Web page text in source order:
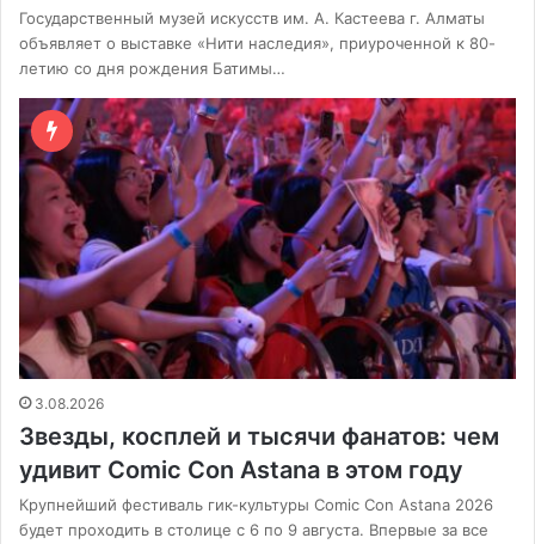
Государственный музей искусств им. А. Кастеева г. Алматы
объявляет о выставке «Нити наследия», приуроченной к 80-
летию со дня рождения Батимы…
3.08.2026
Звезды, косплей и тысячи фанатов: чем
удивит Comic Con Astana в этом году
Крупнейший фестиваль гик-культуры Comic Con Astana 2026
будет проходить в столице с 6 по 9 августа. Впервые за все